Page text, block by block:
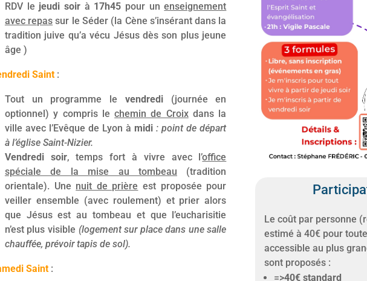
RDV le jeudi soir à 17h45 pour unenseignement
avec repas sur le Séder (la Cène s’insérant dans la
tradition juive qu’a vécu Jésus dès son plus jeune
âge )
Saint:
Tout un programme le vendredi(journée en
optionnel) y compris lechemin de Croixdans la
ville avec l’Evêque de Lyon à midi : point de départ
à l’église Saint-Nizier.
Vendredi soir, temps fort à vivre avec l’office
spéciale de la mise au tombeau (tradition
orientale). Une nuit de prière est proposée pour
veiller ensemble (avec roulement) et prier alors
que Jésus est au tombeau et que l’eucharisitie
n’est plus visible (logement sur place dans une salle
chauffée, prévoir tapis de sol).
Saint:
Le coût par personne
estimé à 40€ pour
accessible au plus
sont proposés :
=>40€ standard